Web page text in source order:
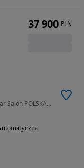
2400 cm3 • 163 KM • 2.4D 225 KM CHIP Polestar Salon POLSKA Serwis ASO Summum Opłaty
37 900 PLN